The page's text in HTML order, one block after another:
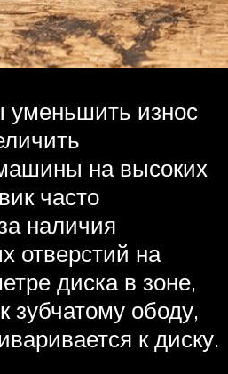
уменьшить износ
на высоких
часто
наличия
отверстий на
диска в зоне,
ободу,
к диску.